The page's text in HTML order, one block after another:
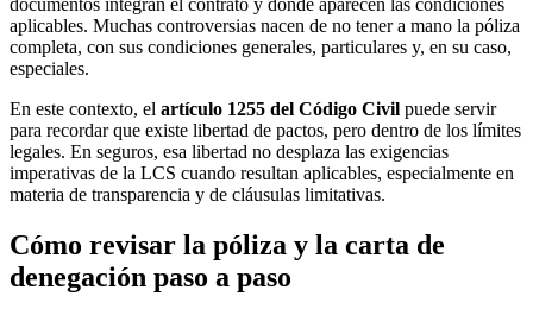
aplicables. Muchas controversias nacen de no tener a mano la póliza
completa, con sus condiciones generales, particulares y, en su caso,
especiales.
En este contexto, el artículo 1255 del Código Civil puede servir
para recordar que existe libertad de pactos, pero dentro de los límites
legales. En seguros, esa libertad no desplaza las exigencias
imperativas de la LCS cuando resultan aplicables, especialmente en
materia de transparencia y de cláusulas limitativas.
Cómo revisar la póliza y la carta de
denegación paso a paso